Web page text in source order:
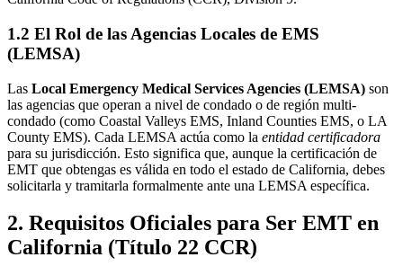
1.2 El Rol de las Agencias Locales de EMS
(LEMSA)
Las Local Emergency Medical Services Agencies (LEMSA) son
las agencias que operan a nivel de condado o de región multi-
condado (como Coastal Valleys EMS, Inland Counties EMS, o LA
County EMS). Cada LEMSA actúa como la entidad certificadora
para su jurisdicción. Esto significa que, aunque la certificación de
EMT que obtengas es válida en todo el estado de California, debes
solicitarla y tramitarla formalmente ante una LEMSA específica.
2. Requisitos Oficiales para Ser EMT en
California (Título 22 CCR)